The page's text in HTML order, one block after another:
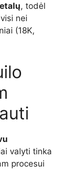
, todėl
nei
(18K,
valyti tinka
procesui